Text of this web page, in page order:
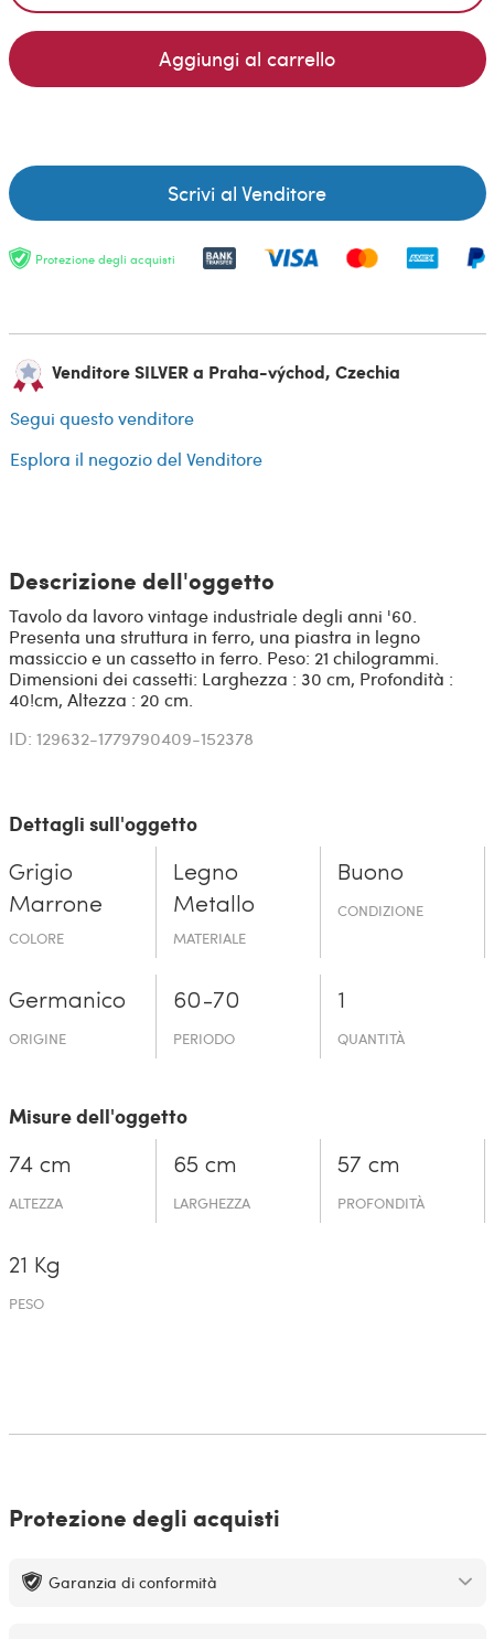
Aggiungi al carrello
Scrivi al Venditore
Protezione degli acquisti
Venditore SILVER a Praha-východ, Czechia
Segui questo venditore
Esplora il negozio del Venditore
Descrizione dell'oggetto
Tavolo da lavoro vintage industriale degli anni '60.
Presenta una struttura in ferro, una piastra in legno
massiccio e un cassetto in ferro. Peso: 21 chilogrammi.
Dimensioni dei cassetti: Larghezza : 30 cm, Profondità :
40!cm, Altezza : 20 cm.
ID: 129632-1779790409-152378
Dettagli sull'oggetto
Grigio
Marrone
COLORE
Legno
Metallo
MATERIALE
Buono
CONDIZIONE
Germanico
ORIGINE
60-70
PERIODO
1
QUANTITÀ
Misure dell'oggetto
74 cm
ALTEZZA
65 cm
LARGHEZZA
57 cm
PROFONDITÀ
21 Kg
PESO
Protezione degli acquisti
Garanzia di conformità